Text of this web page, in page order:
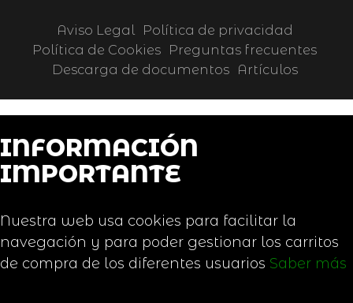
Aviso Legal
Política de privacidad
Política de Cookies Preguntas frecuentes
Descarga de documentos
Artículos
INFORMACIÓN
IMPORTANTE
Nuestra web usa cookies para facilitar la
navegación y para poder gestionar los carritos
de compra de los diferentes usuarios Saber más